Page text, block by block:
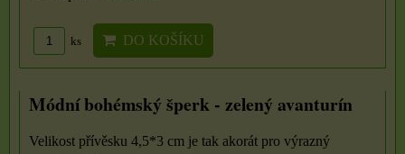
ks DO KOŠÍKU
Módní bohémský šperk - zelený avanturín
Velikost přívěsku 4,5*3 cm je tak akorát pro výrazný